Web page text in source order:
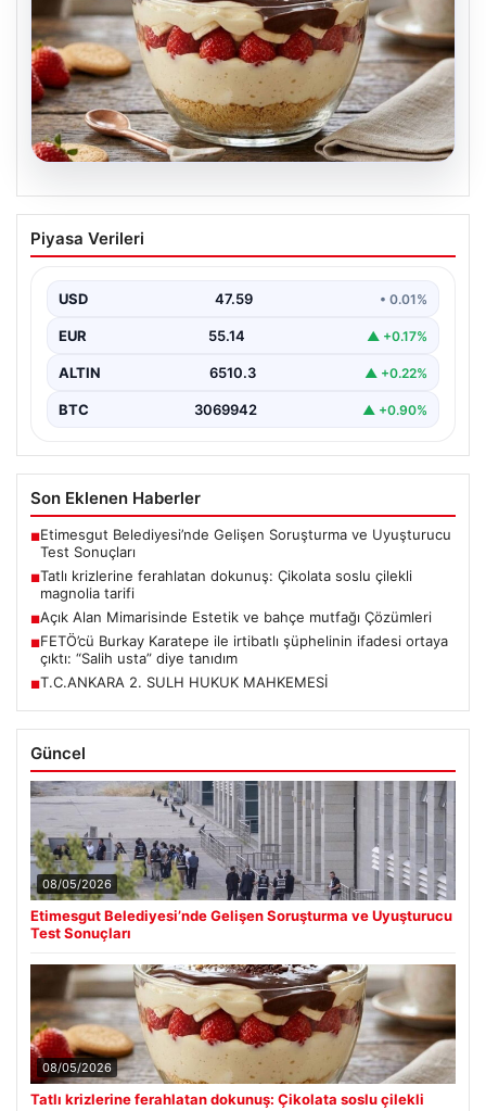
05.08.2026
Tatlı krizlerine ferahlatan dokunuş:
Çikolata soslu çilekli magnolia tarifi
Soslu Çilekli Magnolia Tarifi", "content": "Hayatın…
Piyasa Verileri
USD 47.59 • 0.01%
EUR 55.14 ▲ +0.17%
ALTIN 6510.3 ▲ +0.22%
BTC 3069942 ▲ +0.90%
Son Eklenen Haberler
■Etimesgut Belediyesi’nde Gelişen Soruşturma ve Uyuşturucu
Test Sonuçları
■Tatlı krizlerine ferahlatan dokunuş: Çikolata soslu çilekli
magnolia tarifi
■Açık Alan Mimarisinde Estetik ve bahçe mutfağı Çözümleri
■FETÖ’cü Burkay Karatepe ile irtibatlı şüphelinin ifadesi ortaya
çıktı: “Salih usta” diye tanıdım
■T.C.ANKARA 2. SULH HUKUK MAHKEMESİ
Güncel
08/05/2026
Etimesgut Belediyesi’nde Gelişen Soruşturma ve Uyuşturucu
Test Sonuçları
08/05/2026
Tatlı krizlerine ferahlatan dokunuş: Çikolata soslu çilekli